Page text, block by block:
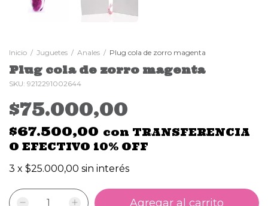
Inicio / Juguetes / Anales / Plug cola de zorro magenta
Plug cola de zorro magenta
SKU: 9212291002644
$75.000,00
$67.500,00 con TRANSFERENCIA
O EFECTIVO 10% OFF
3 x $25.000,00 sin interés